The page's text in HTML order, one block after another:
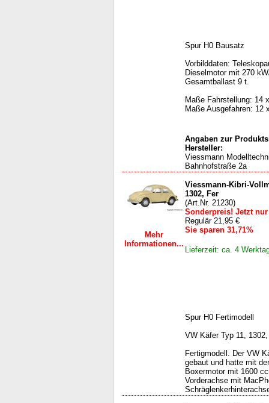
Spur H0 Bausatz
Vorbilddaten:
Dieselmotor mit 270
Gesamtballast 9 t.
Maße Fahrstellung: 14
Maße Ausgefahren: 12
Angaben zur
Hersteller:
Viessmann
Bahnhofstraße 2a
Mehr
Informationen...
Viessmann-Kibri-
1302, Fer
(Art.Nr. 21230)
Sonderpreis! Jetzt nur
Regulär 21,95 €
Sie sparen 31,71%
Lieferzeit: ca. 4
Spur H0 Fertimodell
VW Käfer Typ 11,
Fertigmodell. Der VW
gebaut und hatte mit
Boxermotor mit 1600
Vorderachse mit